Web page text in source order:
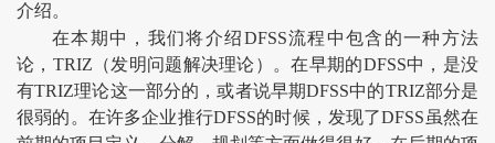
介绍。
在本期中，我们将介绍DFSS流程中包含的一种方法
论，TRIZ（发明问题解决理论）。在早期的DFSS中，是没
有TRIZ理论这一部分的，或者说早期DFSS中的TRIZ部分是
很弱的。在许多企业推行DFSS的时候，发现了DFSS虽然在